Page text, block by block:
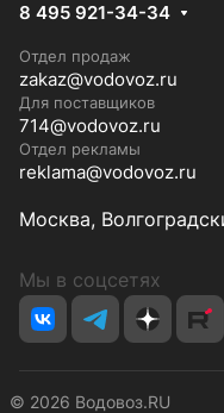
8 495 921-34-34
Отдел продаж
zakaz@vodovoz.ru
Для поставщиков
714@vodovoz.ru
Отдел рекламы
reklama@vodovoz.ru
Москва,
Мы в соцсетях
© 2026 Водовоз.RU